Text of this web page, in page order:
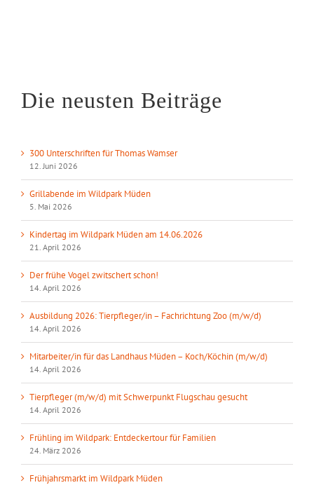
Die neusten Beiträge
300 Unterschriften für Thomas Wamser
12. Juni 2026
Grillabende im Wildpark Müden
5. Mai 2026
Kindertag im Wildpark Müden am 14.06.2026
21. April 2026
Der frühe Vogel zwitschert schon!
14. April 2026
Ausbildung 2026: Tierpfleger/in – Fachrichtung Zoo (m/w/d)
14. April 2026
Mitarbeiter/in für das Landhaus Müden – Koch/Köchin (m/w/d)
14. April 2026
Tierpfleger (m/w/d) mit Schwerpunkt Flugschau gesucht
14. April 2026
Frühling im Wildpark: Entdeckertour für Familien
24. März 2026
Frühjahrsmarkt im Wildpark Müden